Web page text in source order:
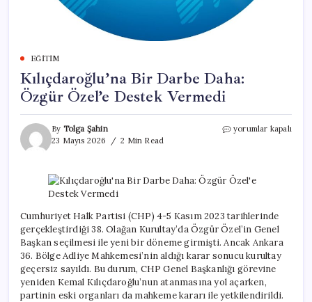
EĞITIM
Kılıçdaroğlu’na Bir Darbe Daha:
Özgür Özel’e Destek Vermedi
By Tolga Şahin
23 Mayıs 2026
2 Min Read
Kılıçdaroğlu’na
Özgür
Özel’e
Vermedi
için
yorumlar kapalı
Cumhuriyet Halk Partisi (CHP) 4-5 Kasım 2023 tarihlerinde
gerçekleştirdiği 38. Olağan Kurultay’da Özgür Özel’in Genel
Başkan seçilmesi ile yeni bir döneme girmişti. Ancak Ankara
36. Bölge Adliye Mahkemesi’nin aldığı karar sonucu kurultay
geçersiz sayıldı. Bu durum, CHP Genel Başkanlığı görevine
yeniden Kemal Kılıçdaroğlu’nun atanmasına yol açarken,
partinin eski organları da mahkeme kararı ile yetkilendirildi.